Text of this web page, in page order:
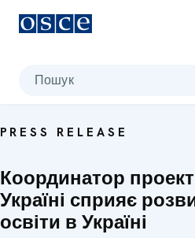
Пошук
PRESS RELEASE
Координатор
Україні сприяє
освіти в Україні